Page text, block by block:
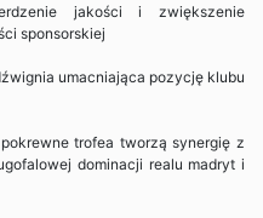
jakości i zwiększenie
sponsorskiej
umacniająca pozycję klubu
trofea tworzą synergię z
dominacji realu madryt i